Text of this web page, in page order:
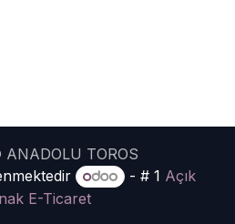
TOROS
- # 1 Açık
E-Ticaret